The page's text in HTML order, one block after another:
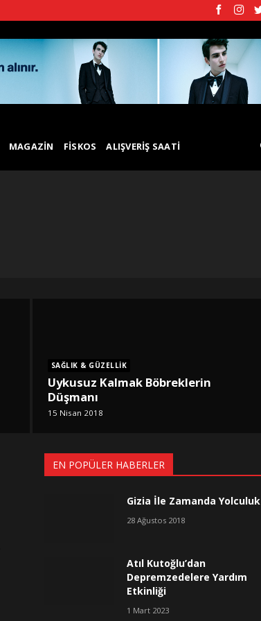
MAGAZIN FISKOS ALIŞVERIŞ SAATI
SAĞLIK & GÜZELLIK
Uykusuz Kalmak Böbreklerin
Düşmanı
15 Nisan 2018
EN POPÜLER HABERLER
Gizia İle Zamanda Yolculuk
28 Ağustos 2018
Atıl Kutoğlu’dan
Depremzedelere Yardım
Etkinliği
1 Mart 2023